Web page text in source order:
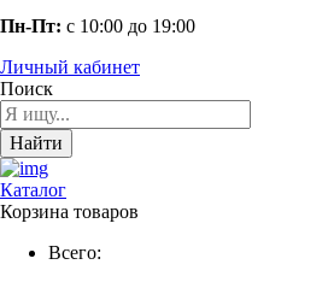
Пн-Пт: с 10:00 до 19:00
Личный кабинет
Поиск
Найти
Каталог
Корзина товаров
Всего: